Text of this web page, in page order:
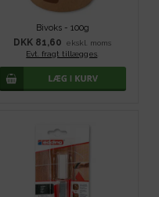
Bivoks - 100g
DKK 81,60
ekskl. moms
Evt. fragt tillægges